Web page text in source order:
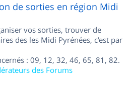
de sorties en région Midi
vos sorties, trouver de
des les Midi Pyrénées, c'est par
: 09, 12, 32, 46, 65, 81, 82.
des Forums